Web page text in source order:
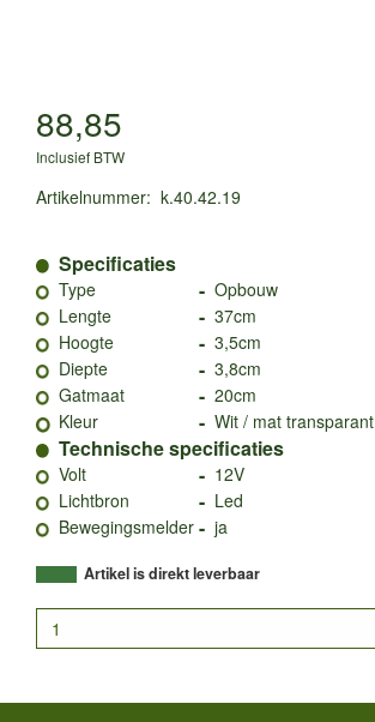
88,85
Inclusief BTW
Artikelnummer: k.40.42.19
Specificaties
Type - Opbouw
Lengte
- 37cm
Hoogte
- 3,5cm
Diepte
- 3,8cm
Gatmaat
- 20cm
Kleur
- Wit / mat transparant
Technische specificaties
Volt - 12V
Lichtbron
- Led
Bewegingsmelder - ja
Artikel is direkt leverbaar